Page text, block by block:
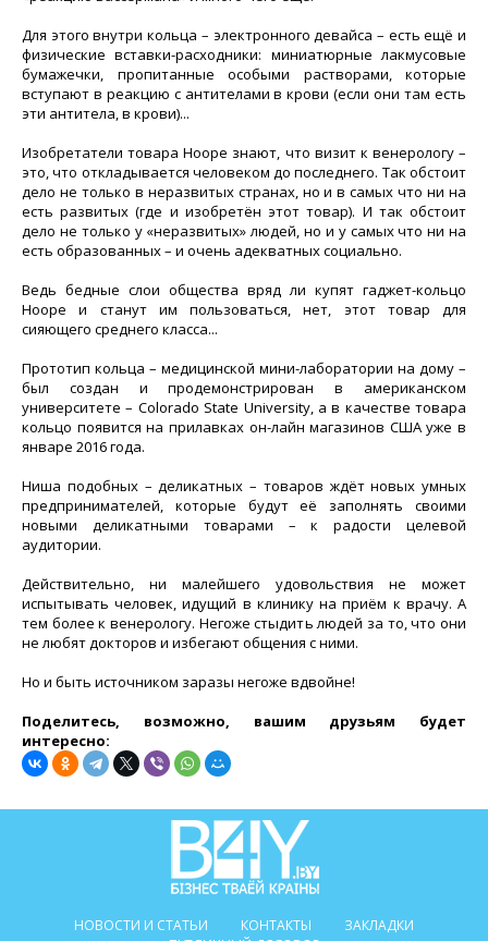
Для этого внутри кольца – электронного девайса – есть ещё и
физические вставки-расходники: миниатюрные лакмусовые
бумажечки, пропитанные особыми растворами, которые
вступают в реакцию с антителами в крови (если они там есть
эти антитела, в крови)...
Изобретатели товара Hoope знают, что визит к венерологу –
это, что откладывается человеком до последнего. Так обстоит
дело не только в неразвитых странах, но и в самых что ни на
есть развитых (где и изобретён этот товар). И так обстоит
дело не только у «неразвитых» людей, но и у самых что ни на
есть образованных – и очень адекватных социально.
Ведь бедные слои общества вряд ли купят гаджет-кольцо
Hoope и станут им пользоваться, нет, этот товар для
сияющего среднего класса...
Прототип кольца – медицинской мини-лаборатории на дому –
был создан и продемонстрирован в американском
университете – Colorado State University, а в качестве товара
кольцо появится на прилавках он-лайн магазинов США уже в
январе 2016 года.
Ниша подобных – деликатных – товаров ждёт новых умных
предпринимателей, которые будут её заполнять своими
новыми деликатными товарами – к радости целевой
аудитории.
Действительно, ни малейшего удовольствия не может
испытывать человек, идущий в клинику на приём к врачу. А
тем более к венерологу. Негоже стыдить людей за то, что они
не любят докторов и избегают общения с ними.
Но и быть источником заразы негоже вдвойне!
Поделитесь, возможно, вашим друзьям будет
интересно:
НОВОСТИ И СТАТЬИ КОНТАКТЫ
ЗАКЛАДКИ